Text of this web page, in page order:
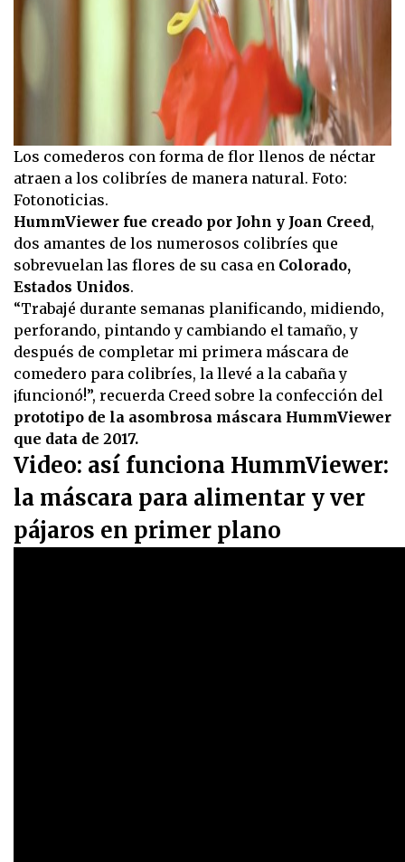
Los comederos con forma de flor llenos de néctar
atraen a los colibríes de manera natural. Foto:
Fotonoticias.
HummViewer fue creado por John y Joan Creed,
dos amantes de los numerosos colibríes que
sobrevuelan las flores de su casa en Colorado,
Estados Unidos.
“Trabajé durante semanas planificando, midiendo,
perforando, pintando y cambiando el tamaño, y
después de completar mi primera máscara de
comedero para colibríes, la llevé a la cabaña y
¡funcionó!”, recuerda Creed sobre la confección del
prototipo de la asombrosa máscara HummViewer
que data de 2017.
Video: así funciona HummViewer:
la máscara para alimentar y ver
pájaros en primer plano